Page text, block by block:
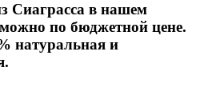
Сиаграсса в нашем
по бюджетной цене.
натуральная и